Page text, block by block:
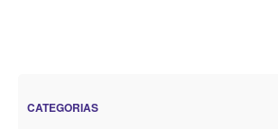
CATEGORIAS